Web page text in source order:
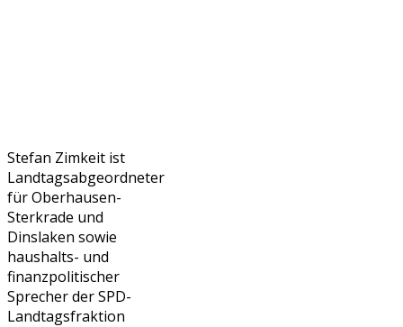
Stefan Zimkeit ist
Landtagsabgeordneter
für Oberhausen-
Sterkrade und
Dinslaken sowie
haushalts- und
finanzpolitischer
Sprecher der SPD-
Landtagsfraktion